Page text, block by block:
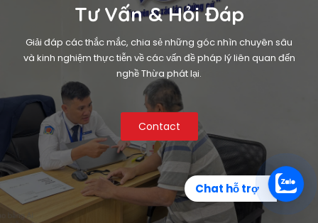
Chat hỗ trợ
Tư Vấn & Hỏi Đáp
Giải đáp các thắc mắc, chia sẻ những góc nhìn chuyên sâu
và kinh nghiệm thực tiễn về các vấn đề pháp lý liên quan đến
nghề Thừa phát lại.
Contact